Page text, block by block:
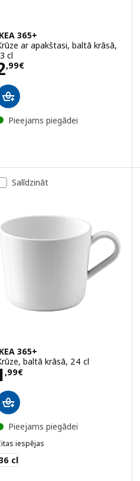
365+
ar apakštasi, baltā krāsā,
cl
,99€ 2,99€
Pieejams piegādei
Salīdzināt
365+
baltā krāsā, 24 cl
,99€ 1,99€
Pieejams piegādei
iespējas
365+
cl